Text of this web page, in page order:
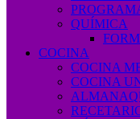
QUÍMICA
COCINA
COCINA
COCINA